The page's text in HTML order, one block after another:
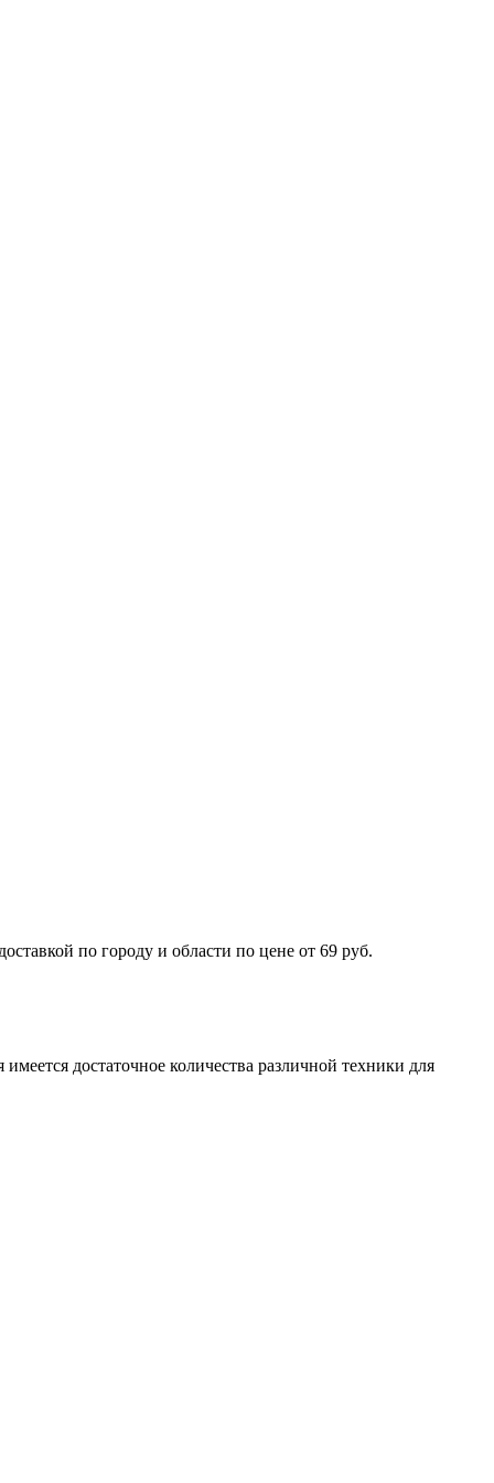
по городу и области по цене от 69 руб.
достаточное количества различной техники для